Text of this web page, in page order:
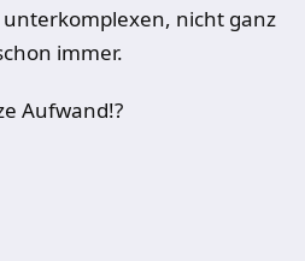
nicht ganz
immer.
Aufwand!?